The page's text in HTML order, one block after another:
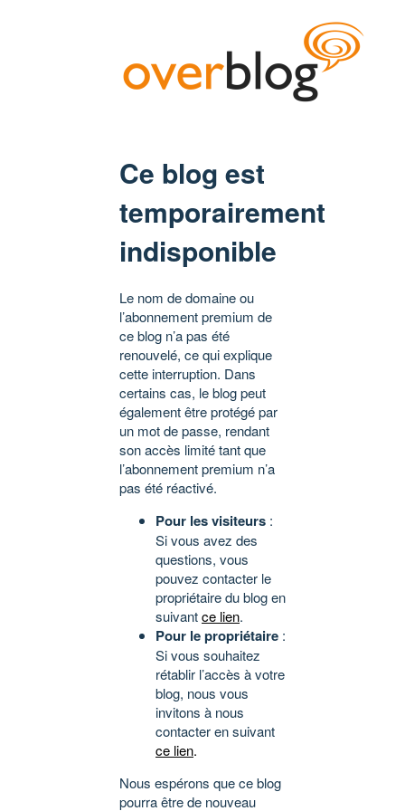
Ce blog est
temporairement
indisponible
Le nom de domaine ou
l’abonnement premium de
ce blog n’a pas été
renouvelé, ce qui explique
cette interruption. Dans
certains cas, le blog peut
également être protégé par
un mot de passe, rendant
son accès limité tant que
l’abonnement premium n’a
pas été réactivé.
Pour les visiteurs :
Si vous avez des
questions, vous
pouvez contacter le
propriétaire du blog en
suivantce lien.
Pour le propriétaire :
Si vous souhaitez
rétablir l’accès à votre
blog, nous vous
invitons à nous
contacter en suivant
ce lien.
Nous espérons que ce blog
pourra être de nouveau